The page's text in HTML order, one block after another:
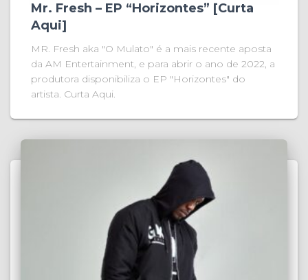
Mr. Fresh – EP “Horizontes” [Curta
Aqui]
MR. Fresh aka "O Mulato" é a mais recente aposta
da AM Entertainment, e para abrir o ano de 2022, a
produtora disponibiliza o EP "Horizontes" do
artista. Curta Aqui.